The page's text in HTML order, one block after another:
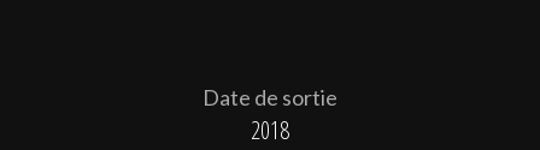
Date de sortie
2018